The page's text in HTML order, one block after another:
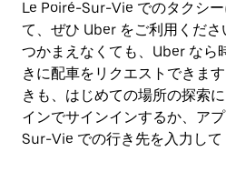
Le Poiré-Sur-Vie でのタクシ
て、ぜひ Uber をご利用くだ
つかまえなくても、Uber なら
きに配車をリクエストできま
きも、はじめての場所の探索
インでサインインするか、ア
Sur-Vie での行き先を入力して